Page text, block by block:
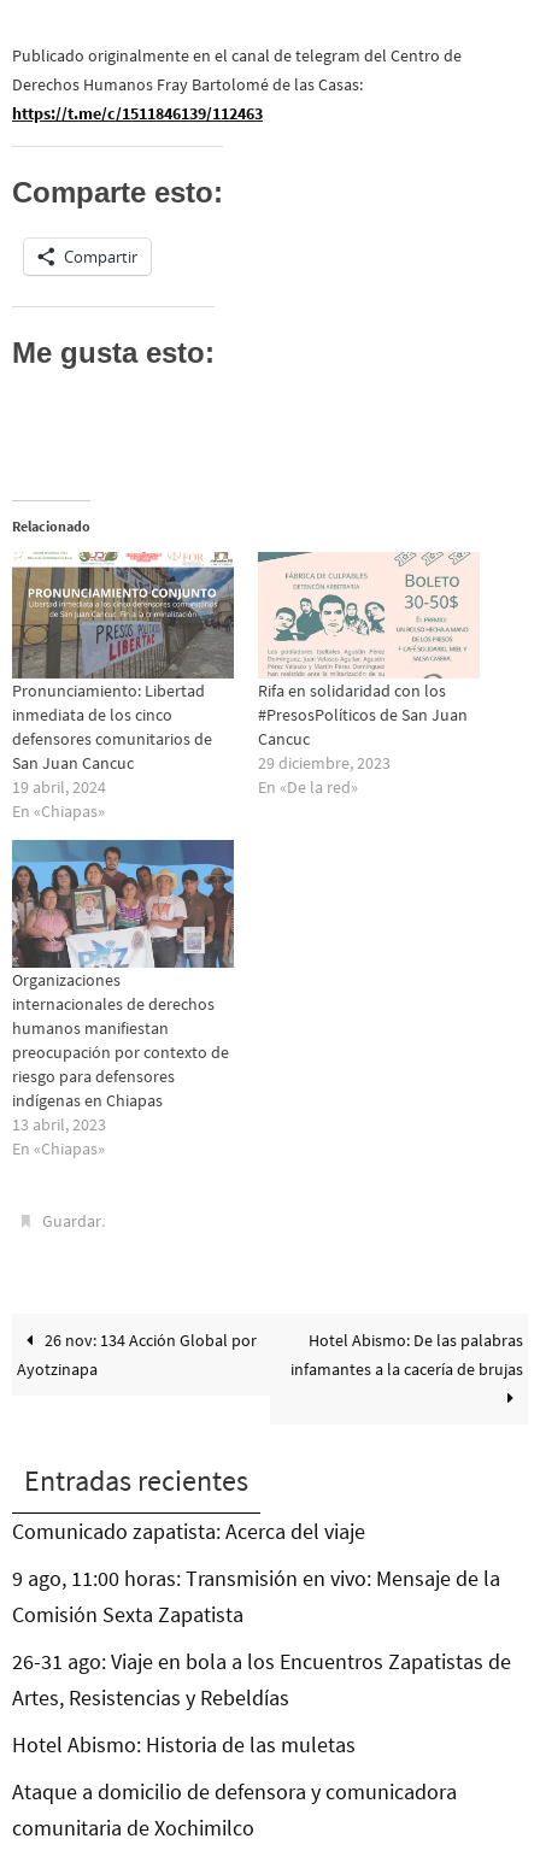
Publicado originalmente en el canal de telegram del Centro de
Derechos Humanos Fray Bartolomé de las Casas:
https://t.me/c/1511846139/112463
Comparte esto:
Compartir
Me gusta esto:
Relacionado
Pronunciamiento: Libertad
inmediata de los cinco
defensores comunitarios de
San Juan Cancuc
19 abril, 2024
En «Chiapas»
Rifa en solidaridad con los
#PresosPolíticos de San Juan
Cancuc
29 diciembre, 2023
En «De la red»
Organizaciones
internacionales de derechos
humanos manifiestan
preocupación por contexto de
riesgo para defensores
indígenas en Chiapas
13 abril, 2023
En «Chiapas»
Guardar.
26 nov: 134 Acción Global por
Ayotzinapa
Hotel Abismo: De las palabras
infamantes a la cacería de brujas
Entradas recientes
Comunicado zapatista: Acerca del viaje
9 ago, 11:00 horas: Transmisión en vivo: Mensaje de la
Comisión Sexta Zapatista
26-31 ago: Viaje en bola a los Encuentros Zapatistas de
Artes, Resistencias y Rebeldías
Hotel Abismo: Historia de las muletas
Ataque a domicilio de defensora y comunicadora
comunitaria de Xochimilco